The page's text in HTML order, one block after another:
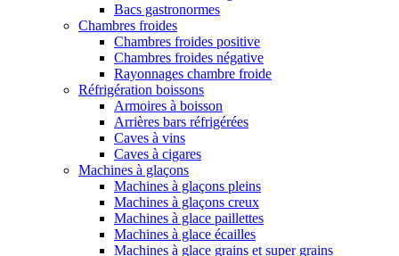
Bacs gastronormes
Chambres froides
Chambres froides positive
Chambres froides négative
Rayonnages chambre froide
Réfrigération boissons
Armoires à boisson
Arrières bars réfrigérées
Caves à vins
Caves à cigares
Machines à glaçons
Machines à glaçons pleins
Machines à glaçons creux
Machines à glace paillettes
Machines à glace écailles
Machines à glace grains et super grains